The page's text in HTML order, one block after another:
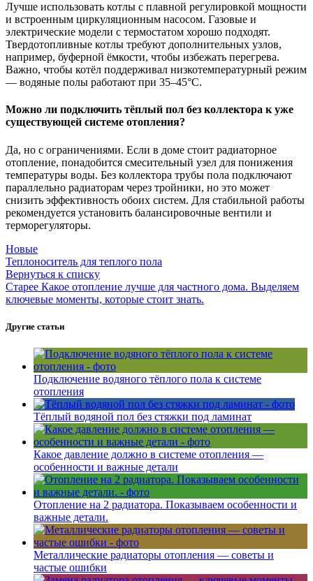
Лучше использовать котлы с плавной регулировкой мощности
и встроенным циркуляционным насосом. Газовые и
электрические модели с термостатом хорошо подходят.
Твердотопливные котлы требуют дополнительных узлов,
например, буферной ёмкости, чтобы избежать перегрева.
Важно, чтобы котёл поддерживал низкотемпературный режим
— водяные полы работают при 35–45°C.
Можно ли подключить тёплый пол без коллектора к уже
существующей системе отопления?
Да, но с ограничениями. Если в доме стоит радиаторное
отопление, понадобится смесительный узел для понижения
температуры воды. Без коллектора трубы пола подключают
параллельно радиаторам через тройники, но это может
снизить эффективность обоих систем. Для стабильной работы
рекомендуется установить балансировочные вентили и
терморегуляторы.
Новые
Теплоноситель для теплого пола
Вернуться к списку
Старее Какое отопление лучше для частного дома. Выделяем
ключевые моменты, которые стоит знать.
Другие статьи
Подключение водяного тёплого пола к системе
отопления
Тёплый водяной пол без стяжки под ламинат
Какое давление должно в системе отопления —
особенности и важные детали
Отопление на 2 радиатора. Показываем особенности и
важные детали.
Металлические радиаторы отопления — советы и
частые ошибки